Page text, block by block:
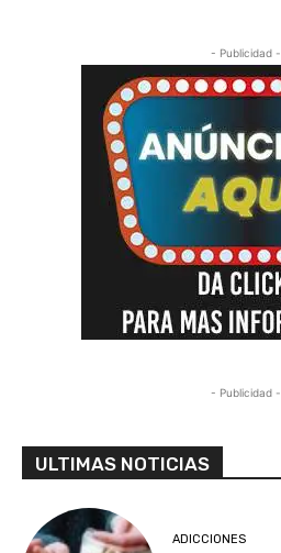
- Publicidad -
- Publicidad -
ULTIMAS NOTICIAS
ADICCIONES